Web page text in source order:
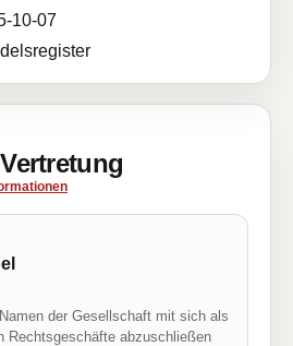
10-07
der Gesellschaft mit sich als
Rechtsgeschäfte abzuschließen